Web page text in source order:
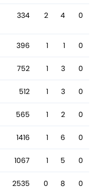
334 2 4 0
396 1 1 0
752 1 3 0
512 1 3 0
565 1 2 0
1416 1 6 0
1067 1 5 0
2535 0 8 0